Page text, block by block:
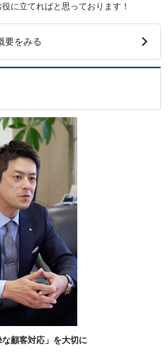
に立てればと思っております！
要をみる
顧客対応」を大切に